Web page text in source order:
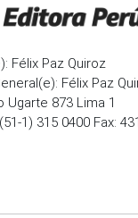
Félix Paz Quiroz
Félix Paz
Ugarte 873 Lima 1
1) 315 0400 Fax: